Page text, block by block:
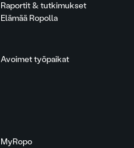
Raportit & tutkimukset
Elämää Ropolla
Avoimet työpaikat
MyRopo